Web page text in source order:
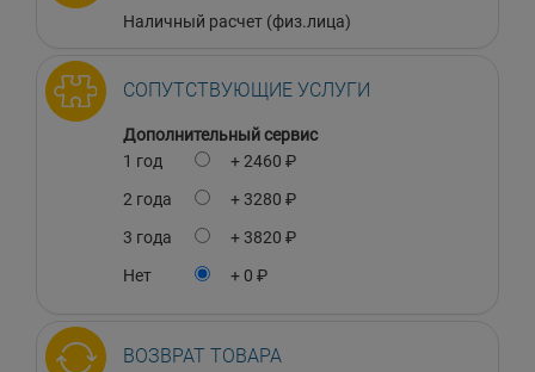
Наличный расчет (физ.лица)
СОПУТСТВУЮЩИЕ УСЛУГИ
Дополнительный сервис
1 год
+ 2460 ₽
2 года
+ 3280 ₽
3 года
+ 3820 ₽
Нет
+ 0 ₽
ВОЗВРАТ ТОВАРА